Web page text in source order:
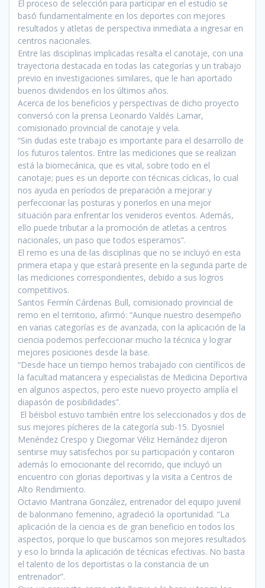
El proceso de selección para participar en el estudio se
basó fundamentalmente en los deportes con mejores
resultados y atletas de perspectiva inmediata a ingresar en
centros nacionales.
Entre las disciplinas implicadas resalta el canotaje, con una
trayectoria destacada en todas las categorías y un trabajo
previo en investigaciones similares, que le han aportado
buenos dividendos en los últimos años.
Acerca de los beneficios y perspectivas de dicho proyecto
conversó con la prensa Leonardo Valdés Lamar,
comisionado provincial de canotaje y vela.
“Sin dudas este trabajo es importante para el desarrollo de
los futuros talentos. Entre las mediciones que se realizan
está la biomecánica, que es vital, sobre todo en el
canotaje; pues es un deporte con técnicas cíclicas, lo cual
nos ayuda en períodos de preparación a mejorar y
perfeccionar las posturas y ponerlos en una mejor
situación para enfrentar los venideros eventos. Además,
ello puede tributar a la promoción de atletas a centros
nacionales, un paso que todos esperamos”.
El remo es una de las disciplinas que no se incluyó en esta
primera etapa y que estará presente en la segunda parte de
las mediciones correspondientes, debido a sus logros
competitivos.
Santos Fermín Cárdenas Bull, comisionado provincial de
remo en el territorio, afirmó: “Aunque nuestro desempeño
en varias categorías es de avanzada, con la aplicación de la
ciencia podemos perfeccionar mucho la técnica y lograr
mejores posiciones desde la base.
“Desde hace un tiempo hemos trabajado con científicos de
la facultad matancera y especialistas de Medicina Deportiva
en algunos aspectos, pero este nuevo proyecto amplía el
diapasón de posibilidades”.
El béisbol estuvo también entre los seleccionados y dos de
sus mejores pícheres de la categoría sub-15. Dyosniel
Menéndez Crespo y Diegomar Véliz Hernández dijeron
sentirse muy satisfechos por su participación y contaron
además lo emocionante del recorrido, que incluyó un
encuentro con glorias deportivas y la visita a Centros de
Alto Rendimiento.
Octavio Mantrana González, entrenador del equipo juvenil
de balonmano femenino, agradeció la oportunidad. “La
aplicación de la ciencia es de gran beneficio en todos los
aspectos, porque lo que buscamos son mejores resultados
y eso lo brinda la aplicación de técnicas efectivas. No basta
el talento de los deportistas o la constancia de un
entrenador”.